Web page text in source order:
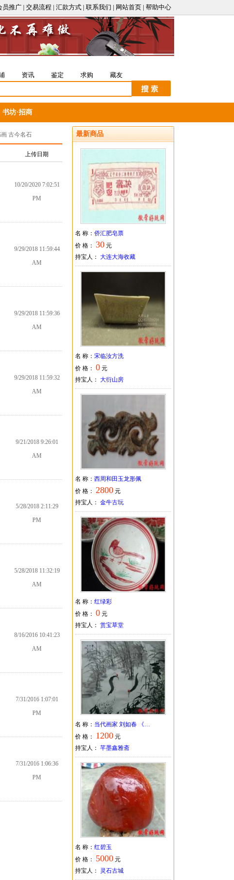
员推广 | 交易流程 | 汇款方式 | 联系我们 | 网站首页 | 帮助中心
资讯 鉴定 求购 藏友
书坊·招商
古今名石
上传日期
10/20/2020 7:02:51
PM
9/29/2018 11:59:44
AM
9/29/2018 11:59:36
AM
9/29/2018 11:59:32
AM
9/21/2018 9:26:01
AM
5/28/2018 2:11:29
PM
5/28/2018 11:32:19
AM
8/16/2016 10:41:23
AM
7/31/2016 1:07:01
PM
7/31/2016 1:06:36
PM
最新商品
名 称： 侨汇肥皂票
价 格： 30 元
持宝人： 大连大海收藏
名 称： 宋临汝方洗
价 格： 0 元
持宝人： 大衍山房
名 称： 西周和田玉龙形佩
价 格： 2800 元
持宝人： 金牛古玩
名 称： 红绿彩
价 格： 0 元
持宝人： 赏宝草堂
名 称： 当代画家 刘如春 《…
价 格： 1200 元
持宝人： 芊墨鑫雅斋
名 称： 红碧玉
价 格： 5000 元
持宝人： 灵石古城